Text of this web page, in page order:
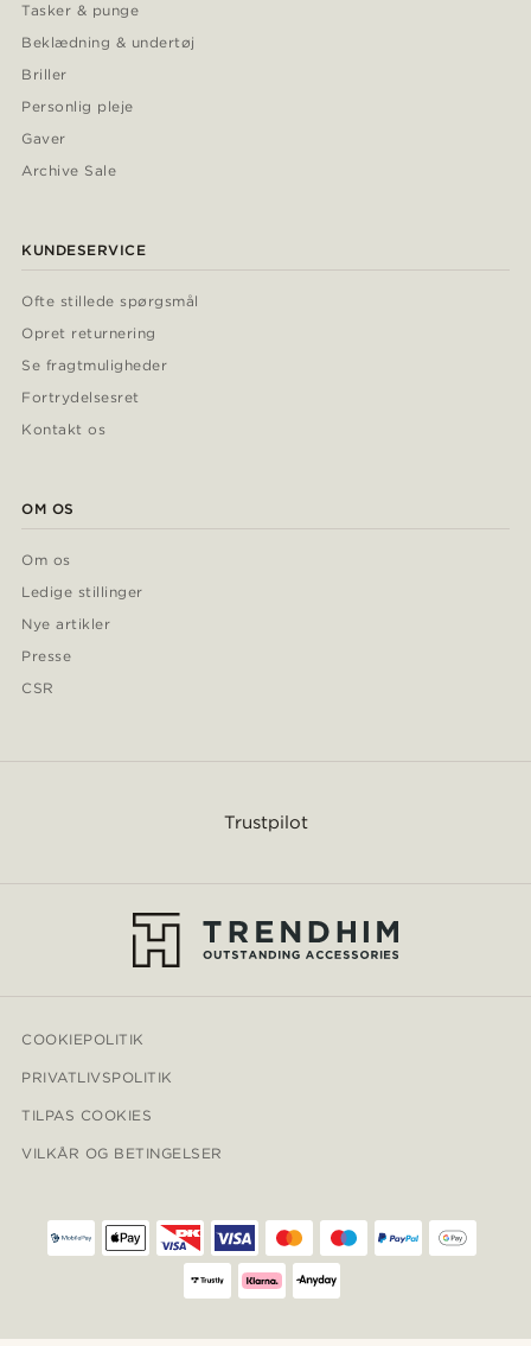
Tasker & punge
Beklædning & undertøj
Briller
Personlig pleje
Gaver
Archive Sale
KUNDESERVICE
Ofte stillede spørgsmål
Opret returnering
Se fragtmuligheder
Fortrydelsesret
Kontakt os
OM OS
Om os
Ledige stillinger
Nye artikler
Presse
CSR
Trustpilot
COOKIEPOLITIK
PRIVATLIVSPOLITIK
TILPAS COOKIES
VILKÅR OG BETINGELSER